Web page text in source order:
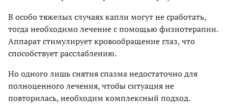
В особо тяжелых случаях капли могут не сработать,
тогда необходимо лечение с помощью физиотерапии.
Аппарат стимулирует кровообращение глаз, что
способствует расслаблению.
Но одного лишь снятия спазма недостаточно для
полноценного лечения, чтобы ситуация не
повторилась, необходим комплексный подход.